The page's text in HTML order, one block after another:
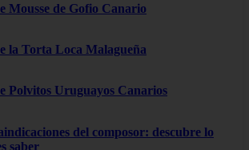
Mousse de Gofio Canario
la Torta Loca Malagueña
Polvitos Uruguayos Canarios
del composor: descubre lo
saber